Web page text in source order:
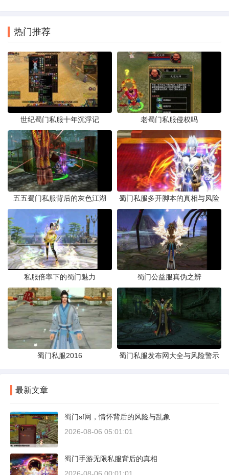
热门推荐
世纪蜀门私服十年沉浮记 老蜀门私服侵权吗
五五蜀门私服背后的灰色江湖 蜀门私服多开脚本的真相与风险
私服倍率下的蜀门魅力 蜀门公益服真伪之辨
蜀门私服2016 蜀门私服发布网大全与风险警示
最新文章
蜀门sf网，情怀背后的风险与乱象
2026-08-06 05:01:01
蜀门手游无限私服背后的真相